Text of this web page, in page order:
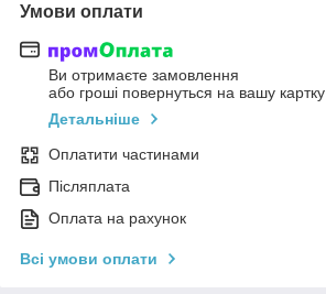
Умови оплати
Ви отримаєте замовлення
або гроші повернуться на вашу картку
Детальніше
Оплатити частинами
Післяплата
Оплата на рахунок
Всі умови оплати